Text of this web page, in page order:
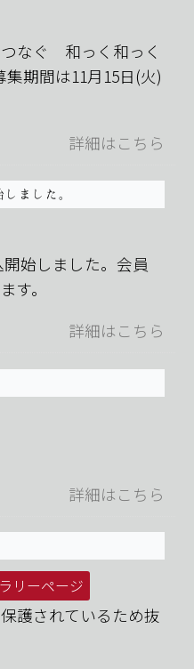
なぐ 和っく和っく
期間は11月15日(火)
詳細はこちら
ました。
開始しました。会員
す。
詳細はこちら
詳細はこちら
リーページ
護されているため抜